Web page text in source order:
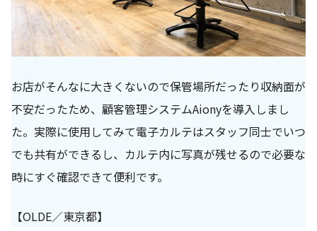
お店がそんなに大きくないので保管場所だったり収納面が
不安だったため、顧客管理システムAionyを導入しまし
た。実際に使用してみて電子カルテはスタッフ同士でいつ
でも共有ができるし、カルテ内に写真が残せるので必要な
時にすぐ確認できて便利です。
【OLDE／東京都】